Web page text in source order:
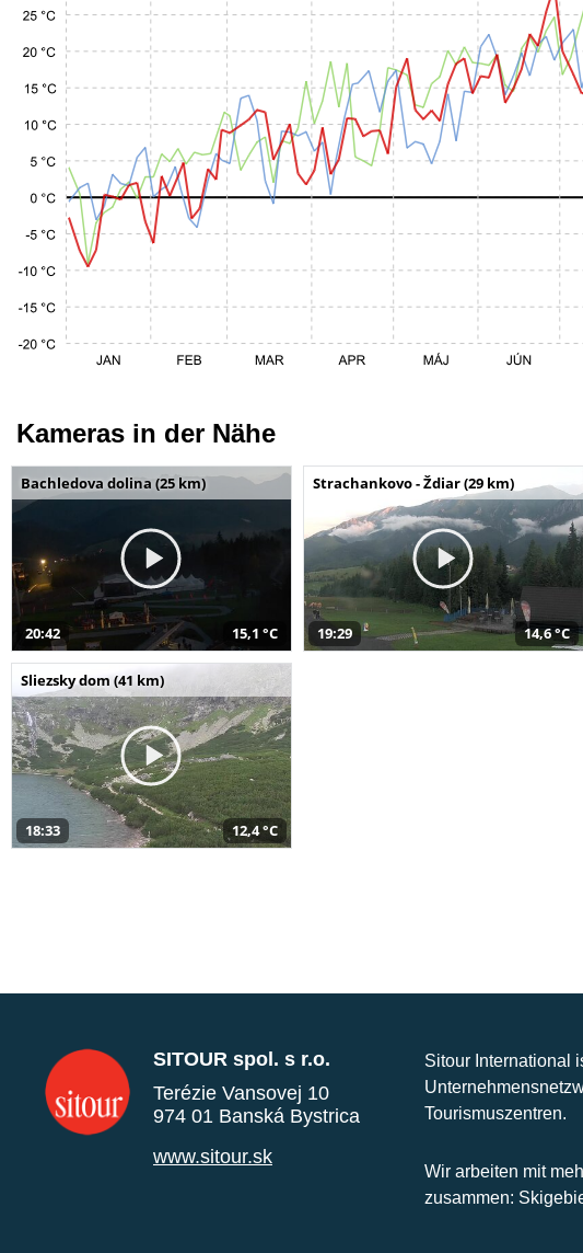
Kameras in der Nähe
Bachledova dolina (25 km)
20:42 15,1 °C
Strachankovo - Ždiar (29 km)
19:29 14,6 °C
Sliezsky dom (41 km)
18:33 12,4 °C
SITOUR spol. s r.o.
Terézie Vansovej 10
974 01 Banská Bystrica
www.sitour.sk
Sitour International
Tourismuszentren.
Wir arbeiten mit
zusammen: